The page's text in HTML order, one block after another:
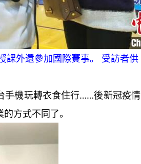
課外還參加國際賽事。 受訪者供
機玩轉衣食住行……後新冠疫情
方式不同了。